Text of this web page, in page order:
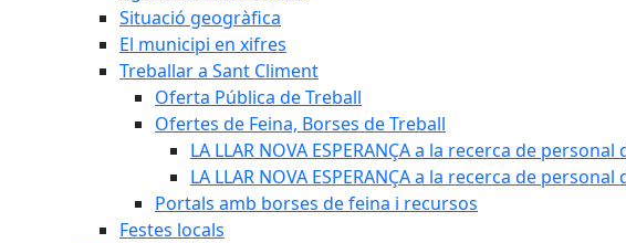
Situació geogràfica
El municipi en xifres
Treballar a Sant Climent
Oferta Pública de Treball
Ofertes de Feina, Borses de Treball
LA LLAR NOVA ESPERANÇA a la recerca de
LA LLAR NOVA ESPERANÇA a la recerca de
Portals amb borses de feina i recursos
Festes locals